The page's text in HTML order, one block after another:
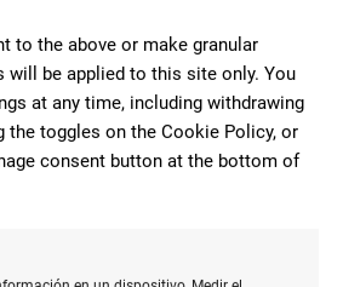
to the above or make granular
will be applied to this site only. You
at any time, including withdrawing
the toggles on the Cookie Policy, or
consent button at the bottom of
10
amables y profesionales